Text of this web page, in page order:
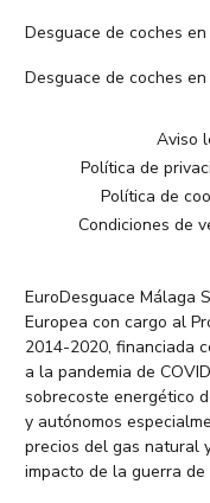
Desguace de coches
Desguace de coches
Aviso
Política de
Política de
Condiciones de
EuroDesguace Málaga
Europea con cargo al
2014-2020, financiada
a la pandemia de
sobrecoste energético
y autónomos
precios del gas natural
impacto de la guerra